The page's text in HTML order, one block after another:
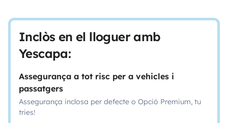
Inclòs en el lloguer amb
Yescapa:
Assegurança a tot risc per a vehicles i
passatgers
Assegurança inclosa per defecte o Opció Premium, tu
tries!